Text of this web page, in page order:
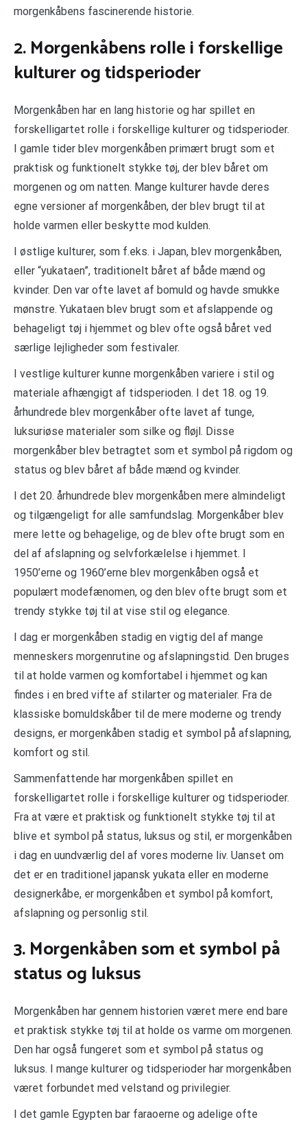
morgenkåbens fascinerende historie.
2. Morgenkåbens rolle i forskellige
kulturer og tidsperioder
Morgenkåben har en lang historie og har spillet en
forskelligartet rolle i forskellige kulturer og tidsperioder.
I gamle tider blev morgenkåben primært brugt som et
praktisk og funktionelt stykke tøj, der blev båret om
morgenen og om natten. Mange kulturer havde deres
egne versioner af morgenkåben, der blev brugt til at
holde varmen eller beskytte mod kulden.
I østlige kulturer, som f.eks. i Japan, blev morgenkåben,
eller “yukataen”, traditionelt båret af både mænd og
kvinder. Den var ofte lavet af bomuld og havde smukke
mønstre. Yukataen blev brugt som et afslappende og
behageligt tøj i hjemmet og blev ofte også båret ved
særlige lejligheder som festivaler.
I vestlige kulturer kunne morgenkåben variere i stil og
materiale afhængigt af tidsperioden. I det 18. og 19.
århundrede blev morgenkåber ofte lavet af tunge,
luksuriøse materialer som silke og fløjl. Disse
morgenkåber blev betragtet som et symbol på rigdom og
status og blev båret af både mænd og kvinder.
I det 20. århundrede blev morgenkåben mere almindeligt
og tilgængeligt for alle samfundslag. Morgenkåber blev
mere lette og behagelige, og de blev ofte brugt som en
del af afslapning og selvforkælelse i hjemmet. I
1950’erne og 1960’erne blev morgenkåben også et
populært modefænomen, og den blev ofte brugt som et
trendy stykke tøj til at vise stil og elegance.
I dag er morgenkåben stadig en vigtig del af mange
menneskers morgenrutine og afslapningstid. Den bruges
til at holde varmen og komfortabel i hjemmet og kan
findes i en bred vifte af stilarter og materialer. Fra de
klassiske bomuldskåber til de mere moderne og trendy
designs, er morgenkåben stadig et symbol på afslapning,
komfort og stil.
Sammenfattende har morgenkåben spillet en
forskelligartet rolle i forskellige kulturer og tidsperioder.
Fra at være et praktisk og funktionelt stykke tøj til at
blive et symbol på status, luksus og stil, er morgenkåben
i dag en uundværlig del af vores moderne liv. Uanset om
det er en traditionel japansk yukata eller en moderne
designerkåbe, er morgenkåben et symbol på komfort,
afslapning og personlig stil.
3. Morgenkåben som et symbol på
status og luksus
Morgenkåben har gennem historien været mere end bare
et praktisk stykke tøj til at holde os varme om morgenen.
Den har også fungeret som et symbol på status og
luksus. I mange kulturer og tidsperioder har morgenkåben
været forbundet med velstand og privilegier.
I det gamle Egypten bar faraoerne og adelige ofte